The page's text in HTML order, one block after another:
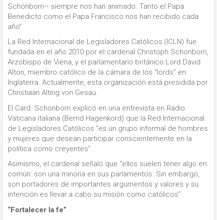
Schönborn– siempre nos han animado. Tanto el Papa
Benedicto como el Papa Francisco nos han recibido cada
año”.
La Red Internacional de Legisladores Católicos (ICLN) fue
fundada en el año 2010 por el cardenal Christoph Schönborn,
Arzobispo de Viena, y el parlamentario británico Lord David
Alton, miembro católico de la cámara de los “lords” en
Inglaterra. Actualmente, esta organización está presidida por
Christiaan Alting von Gesau.
El Card. Schönborn explicó en una entrevista en Radio
Vaticana italiana (Bernd Hagenkord) que la Red Internacional
de Legisladores Católicos “es un grupo informal de hombres
y mujeres que desean participar conscientemente en la
política como creyentes”.
Asimismo, el cardenal señaló que “ellos suelen tener algo en
común: son una minoría en sus parlamentos. Sin embargo,
son portadores de importantes argumentos y valores y su
intención es llevar a cabo su misión como católicos”.
“Fortalecer la fe”